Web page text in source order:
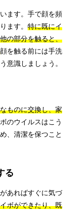
ます。手で顔を頻
ます。 特に既にイ
の部分を触ると、
顔を触る前には手洗
意識しましょう。
ものに交換し、家
のウイルスはこう
、清潔を保つこと
る
あればすぐに気づ
ボができたり、既